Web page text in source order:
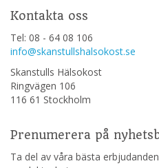
Kontakta oss
Tel: 08 - 64 08 106
info@skanstullshalsokost.se
Skanstulls Hälsokost
Ringvägen 106
116 61 Stockholm
Prenumerera på
Ta del av våra bästa